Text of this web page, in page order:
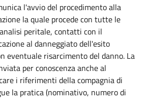
l'avvio del procedimento alla
la quale procede con tutte le
peritale, contatti con il
al danneggiato dell'esito
eventuale risarcimento del danno. La
per conoscenza anche al
i riferimenti della compagnia di
la pratica (nominativo, numero di